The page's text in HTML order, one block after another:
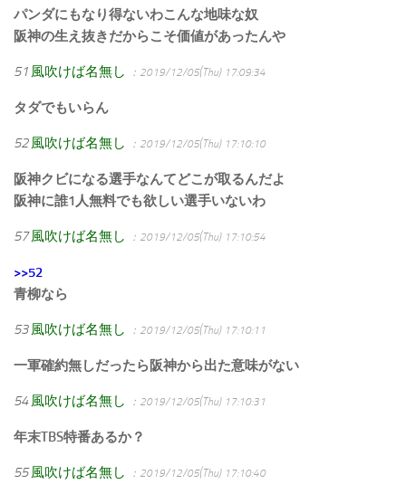
パンダにもなり得ないわこんな地味な奴
阪神の生え抜きだからこそ価値があったんや
51 風吹けば名無し ：2019/12/05(Thu) 17:09:34
タダでもいらん
52 風吹けば名無し ：2019/12/05(Thu) 17:10:10
阪神クビになる選手なんてどこが取るんだよ
阪神に誰1人無料でも欲しい選手いないわ
57 風吹けば名無し ：2019/12/05(Thu) 17:10:54
>>52
青柳なら
53 風吹けば名無し ：2019/12/05(Thu) 17:10:11
一軍確約無しだったら阪神から出た意味がない
54 風吹けば名無し ：2019/12/05(Thu) 17:10:31
年末TBS特番あるか？
55 風吹けば名無し ：2019/12/05(Thu) 17:10:40